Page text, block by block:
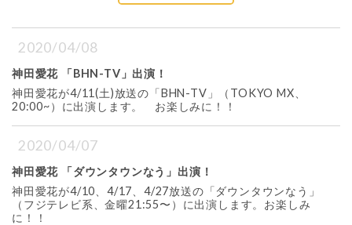
2020/04/08
神田愛花 「BHN-TV」出演！
神田愛花が4/11(土)放送の「BHN-TV」（TOKYO MX、
20:00~）に出演します。 お楽しみに！！
2020/04/07
神田愛花 「ダウンタウンなう」出演！
神田愛花が4/10、4/17、4/27放送の「ダウンタウンなう」
（フジテレビ系、金曜21:55〜）に出演します。お楽しみ
に！！